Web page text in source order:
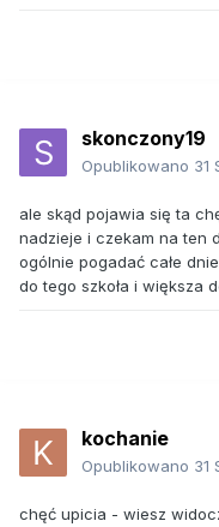
skonczony19
Opublikowano 31
ale skąd pojawia się ta
nadzieje i czekam na ten
ogólnie pogadać całe
do tego szkoła i większa
kochanie
Opublikowano 31
chęć upicia - wiesz